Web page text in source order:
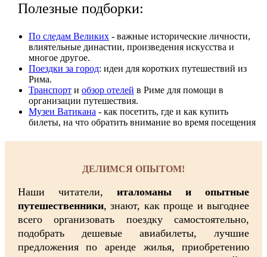
Полезные подборки:
По следам Великих - важные исторические личности,
влиятельные династии, произвeдения искусства и
многое другое.
Поездки за город: идеи для коротких путешествий из
Рима.
Транспорт и обзор отелей в Риме для помощи в
организации путешествия.
Музеи Ватикана - как посетить, где и как купить
билеты, на что обратить внимание во время посещения
ДЕЛИМСЯ ОПЫТОМ!
Наши читатели, италоманы и опытные
путешественники, знают, как проще и выгоднее
всего организовать поездку самостоятельно,
подобрать дешевые авиабилеты, лучшие
предложения по аренде жилья, приобретению